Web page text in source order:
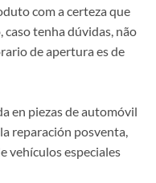
com a certeza que
caso tenha dúvidas, não
de apertura es de
en piezas de automóvil
reparación posventa,
vehículos especiales